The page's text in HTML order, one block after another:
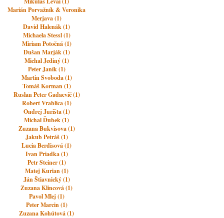
Marián Porvažník & Veronika
Merjava (1)
David Halenák (1)
Michaela Stessl (1)
Miriam Potočná (1)
Dušan Marják (1)
Michal Jediný (1)
Peter Janík (1)
Martin Svoboda (1)
Tomáš Korman (1)
Ruslan Peter Gadaevič (1)
Robert Vrablica (1)
Ondrej Jurišta (1)
Michal Ďubek (1)
Zuzana Bukvisova (1)
Jakub Petráš (1)
Lucia Berdisová (1)
Ivan Priadka (1)
Petr Steiner (1)
Matej Kurian (1)
Ján Štiavnický (1)
Zuzana Klincová (1)
Pavol Mlej (1)
Peter Marcin (1)
Zuzana Kohútová (1)